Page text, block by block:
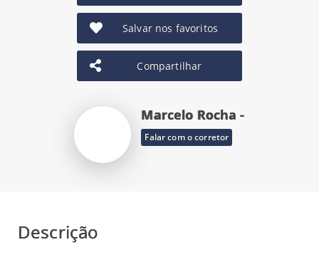
Salvar nos favoritos
Compartilhar
Marcelo Rocha -
Falar com o corretor
Descrição